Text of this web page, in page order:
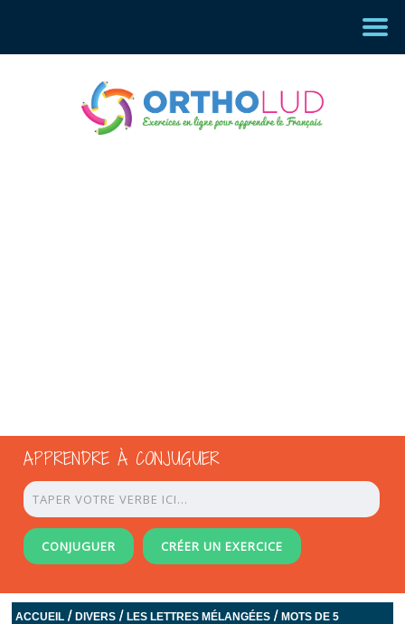
APPRENDRE À CONJUGUER
CONJUGUER CRÉER UN EXERCICE
ACCUEIL /DIVERS /LES LETTRES MÉLANGÉES /MOTS DE 5